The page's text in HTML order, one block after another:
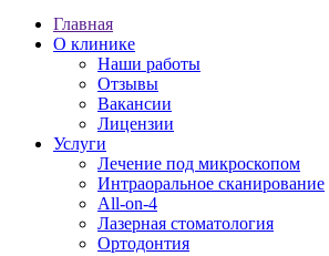
Главная
О клинике
Наши работы
Отзывы
Вакансии
Лицензии
Услуги
Лечение под микроскопом
Интраоральное сканирование
All-on-4
Лазерная стоматология
Ортодонтия